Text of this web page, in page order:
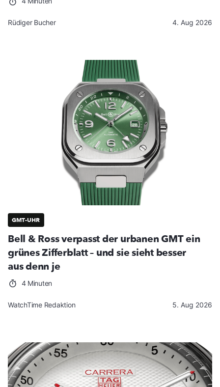
Rüdiger Bucher 4. Aug 2026
GMT-UHR
Bell & Ross verpasst der urbanen GMT ein
grünes Zifferblatt – und sie sieht besser
aus denn je
4 Minuten
WatchTime Redaktion 5. Aug 2026